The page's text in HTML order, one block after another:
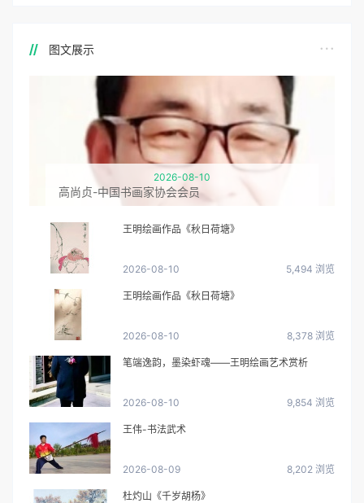
图文展示
2026-08-10
高尚贞-中国书画家协会会员
王明绘画作品《秋日荷塘》
2026-08-10 5,494 浏览
王明绘画作品《秋日荷塘》
2026-08-10 8,378 浏览
笔端逸韵，墨染虾魂——王明绘画艺术赏析
2026-08-10 9,854 浏览
王伟-书法武术
2026-08-09 8,202 浏览
杜灼山《千岁胡杨》